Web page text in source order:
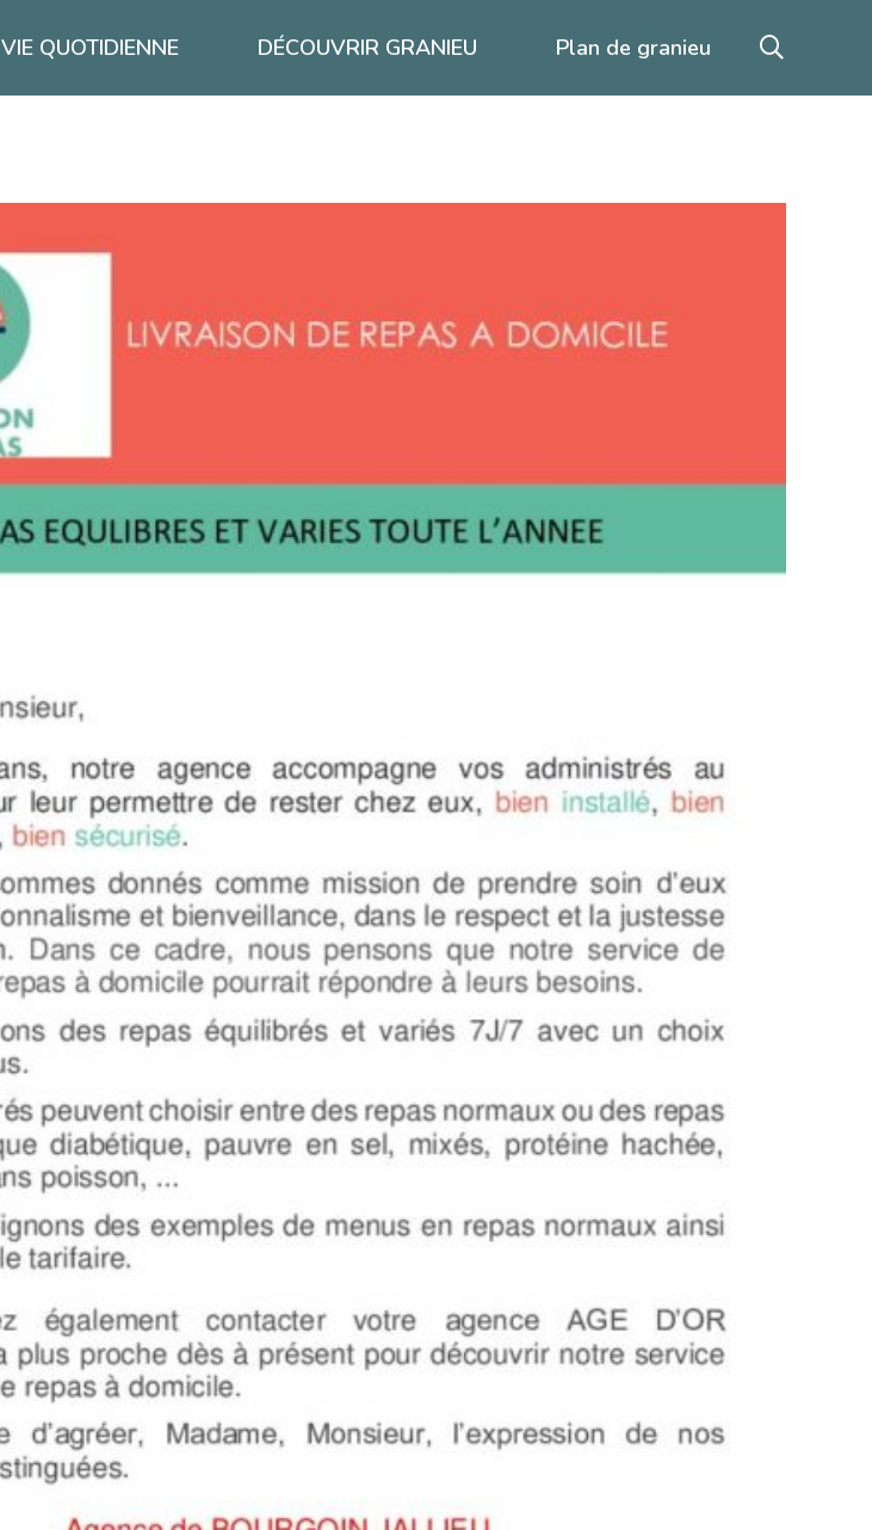
VIE QUOTIDIENNE DÉCOUVRIR GRANIEU Plan de granieu